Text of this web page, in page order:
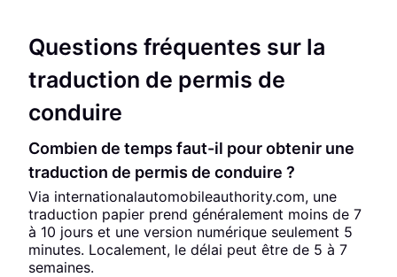
Questions fréquentes sur la
traduction de permis de
conduire
Combien de temps faut-il pour obtenir une
traduction de permis de conduire ?
Via internationalautomobileauthority.com, une
traduction papier prend généralement moins de 7
à 10 jours et une version numérique seulement 5
minutes. Localement, le délai peut être de 5 à 7
semaines.